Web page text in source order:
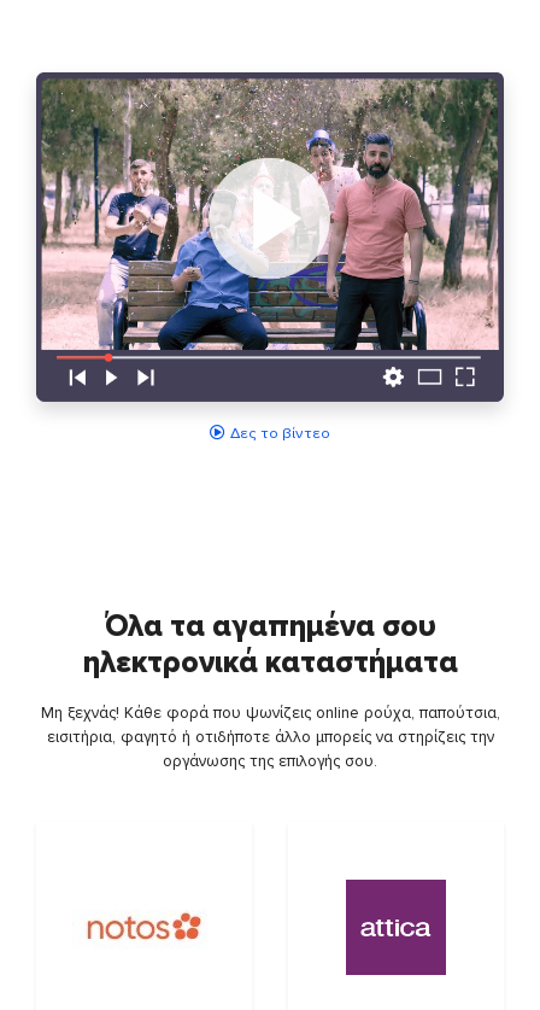
Δες το βίντεο
Όλα τα αγαπημένα σου
ηλεκτρονικά καταστήματα
Μη ξεχνάς! Κάθε φορά που ψωνίζεις online ρούχα, παπούτσια,
εισιτήρια, φαγητό ή οτιδήποτε άλλο μπορείς να στηρίζεις την
οργάνωσης της επιλογής σου.